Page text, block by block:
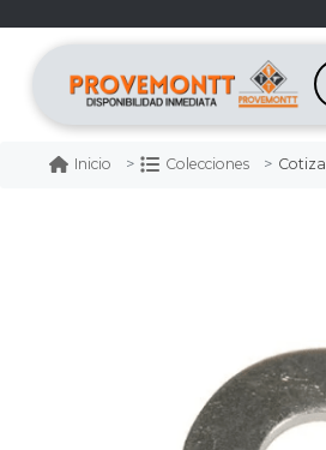
Inicio Colecciones